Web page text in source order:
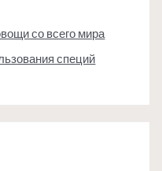
со всего мира
специй